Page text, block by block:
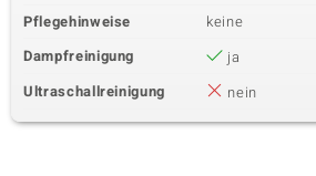
Pflegehinweise
keine
Dampfreinigung
ja
Ultraschallreinigung
nein